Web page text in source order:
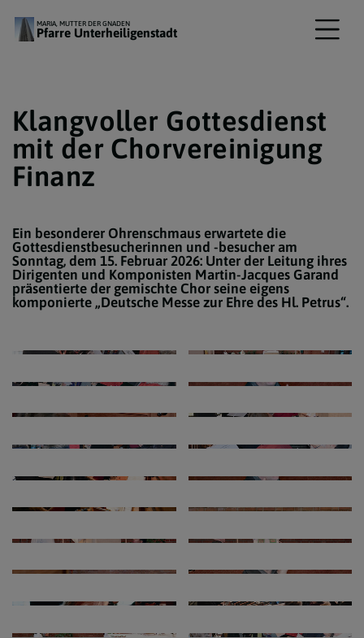
MARIA, MUTTER DER GNADEN
Pfarre Unterheiligenstadt
Klangvoller Gottesdienst
mit der Chorvereinigung
Finanz
Ein besonderer Ohrenschmaus erwartete die
Gottesdienstbesucherinnen und -besucher am
Sonntag, dem 15. Februar 2026: Unter der Leitung ihres
Dirigenten und Komponisten Martin-Jacques Garand
präsentierte der gemischte Chor seine eigens
komponierte „Deutsche Messe zur Ehre des Hl. Petrus“.